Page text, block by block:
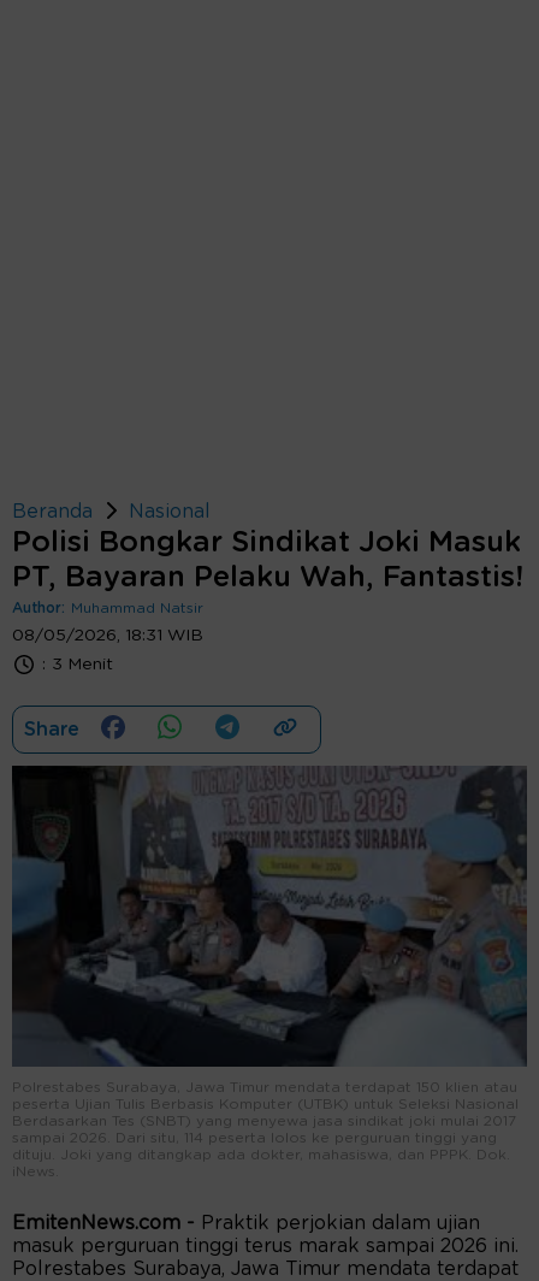
Beranda Nasional
Polisi Bongkar Sindikat Joki Masuk
PT, Bayaran Pelaku Wah, Fantastis!
Author: Muhammad Natsir
08/05/2026, 18:31 WIB
: 3 Menit
Share
Polrestabes Surabaya, Jawa Timur mendata terdapat 150 klien atau
peserta Ujian Tulis Berbasis Komputer (UTBK) untuk Seleksi Nasional
Berdasarkan Tes (SNBT) yang menyewa jasa sindikat joki mulai 2017
sampai 2026. Dari situ, 114 peserta lolos ke perguruan tinggi yang
dituju. Joki yang ditangkap ada dokter, mahasiswa, dan PPPK. Dok.
iNews.
EmitenNews.com - Praktik perjokian dalam ujian
masuk perguruan tinggi terus marak sampai 2026 ini.
Polrestabes Surabaya, Jawa Timur mendata terdapat